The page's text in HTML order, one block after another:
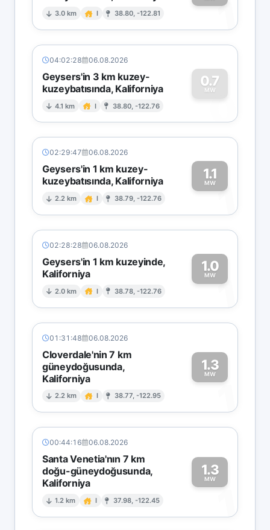
3.0 km I 38.80, -122.81 1
04:02:28 06.08.2026
Geysers'in 3 km kuzey-
kuzeybatısında, Kaliforniya
4.1 km I 38.80, -122.76
0.7
MW
0
02:29:47 06.08.2026
Geysers'in 1 km kuzey-
kuzeybatısında, Kaliforniya
2.2 km I 38.79, -122.76
1.1
MW1
02:28:28 06.08.2026
Geysers'in 1 km kuzeyinde,
Kaliforniya
2.0 km I 38.78, -122.76
1.0
MW1
01:31:48 06.08.2026
Cloverdale'nin 7 km
güneydoğusunda,
Kaliforniya
2.2 km I 38.77, -122.95
1.3
MW
1
00:44:16 06.08.2026
Santa Venetia'nın 7 km
doğu-güneydoğusunda,
Kaliforniya
1.2 km I 37.98, -122.45
1.3
MW
1